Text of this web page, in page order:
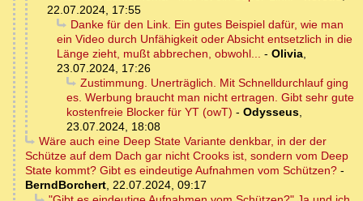
22.07.2024, 17:55
Danke für den Link. Ein gutes Beispiel dafür, wie man
ein Video durch Unfähigkeit oder Absicht entsetzlich in die
Länge zieht, mußt abbrechen, obwohl... - Olivia,
23.07.2024, 17:26
Zustimmung. Unerträglich. Mit Schnelldurchlauf ging
es. Werbung braucht man nicht ertragen. Gibt sehr gute
kostenfreie Blocker für YT (owT) - Odysseus,
23.07.2024, 18:08
Wäre auch eine Deep State Variante denkbar, in der der
Schütze auf dem Dach gar nicht Crooks ist, sondern vom Deep
State kommt? Gibt es eindeutige Aufnahmen vom Schützen? -
BerndBorchert, 22.07.2024, 09:17